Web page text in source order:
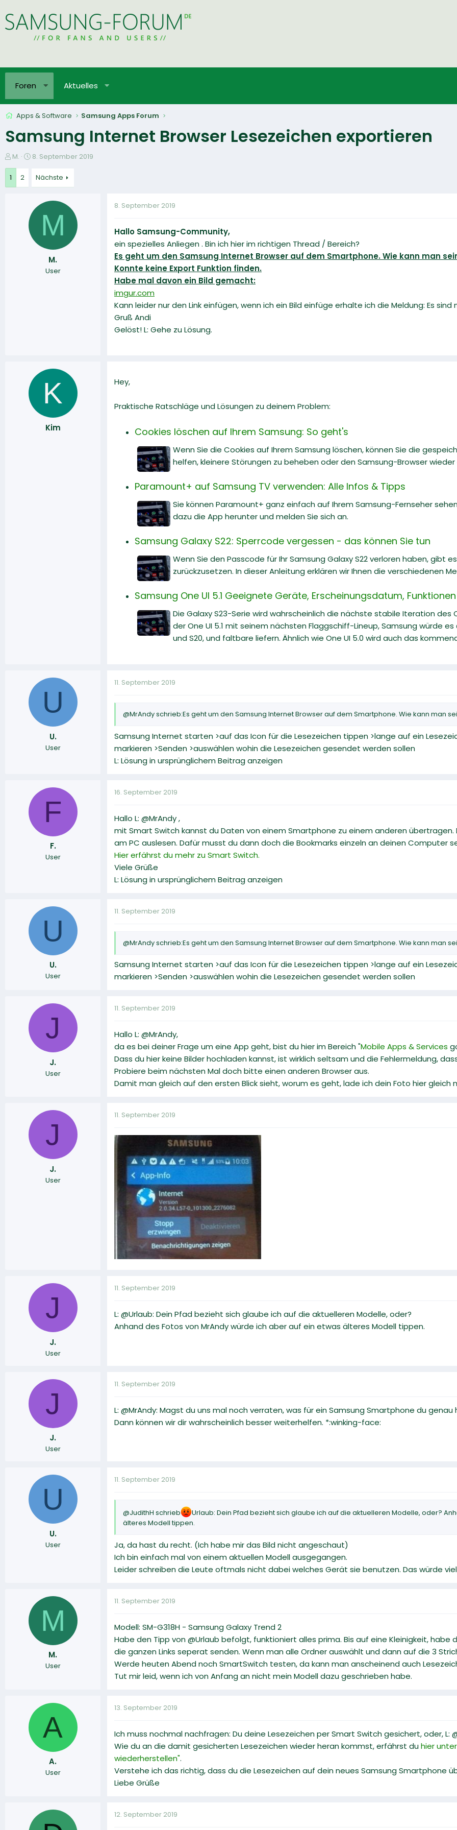
Foren Aktuelles
Apps & Software Samsung Apps Forum
Samsung Internet Browser Lesezeichen exportieren
E
r
t
M.
E
t
a
m
8. September 2019
1 2 Nächste
M
M.
User
8. September 2019
Hallo Samsung-Community,
ein spezielles Anliegen . Bin ich hier im richtigen Thread / Bereich?
Es geht um den Samsung Internet Browser auf dem Smartphone. Wie kann man
Konnte keine Export Funktion finden.
Habe mal davon ein Bild gemacht:
imgur.com
Kann leider nur den Link einfügen, wenn ich ein Bild einfüge erhalte ich die Meldung: Es sind
Gruß Andi
Gelöst! L: Gehe zu Lösung.
K
Kim
Hey,
Praktische Ratschläge und Lösungen zu deinem Problem:
Cookies löschen auf Ihrem Samsung: So geht's
Wenn Sie die Cookies auf Ihrem Samsung löschen, können Sie die
helfen, kleinere Störungen zu beheben oder den Samsung-Browser
Paramount+ auf Samsung TV verwenden: Alle Infos & Tipps
Sie können Paramount+ ganz einfach auf Ihrem Samsung-Fernseher
dazu die App herunter und melden Sie sich an.
Samsung Galaxy S22: Sperrcode vergessen - das können Sie tun
Wenn Sie den Passcode für Ihr Samsung Galaxy S22 verloren haben, gibt
zurückzusetzen. In dieser Anleitung erklären wir Ihnen die verschiedenen
Samsung One UI 5.1 Geeignete Geräte, Erscheinungsdatum,
Die Galaxy S23-Serie wird wahrscheinlich die nächste stabile Iteration des
der One UI 5.1 mit seinem nächsten Flaggschiff-Lineup, Samsung würde
und S20, und faltbare liefern. Ähnlich wie One UI 5.0 wird auch das
U
U.
User
11. September 2019
@MrAndy schrieb:Es geht um den Samsung Internet Browser auf dem Smartphone. Wie kann man
Samsung Internet starten >auf das Icon für die Lesezeichen tippen >lange auf ein
markieren >Senden >auswählen wohin die Lesezeichen gesendet werden sollen
L: Lösung in ursprünglichem Beitrag anzeigen
F
F.
User
16. September 2019
Hallo L: @MrAndy ,
mit Smart Switch kannst du Daten von einem Smartphone zu einem anderen
am PC auslesen. Dafür musst du dann doch die Bookmarks einzeln an deinen Computer
Hier erfährst du mehr zu Smart Switch.
Viele Grüße
L: Lösung in ursprünglichem Beitrag anzeigen
U
U.
User
11. September 2019
@MrAndy schrieb:Es geht um den Samsung Internet Browser auf dem Smartphone. Wie kann man
Samsung Internet starten >auf das Icon für die Lesezeichen tippen >lange auf ein
markieren >Senden >auswählen wohin die Lesezeichen gesendet werden sollen
J
J.
User
11. September 2019
Hallo L: @MrAndy,
da es bei deiner Frage um eine App geht, bist du hier im Bereich "Mobile Apps & Services
Dass du hier keine Bilder hochladen kannst, ist wirklich seltsam und die Fehlermeldung,
Probiere beim nächsten Mal doch bitte einen anderen Browser aus.
Damit man gleich auf den ersten Blick sieht, worum es geht, lade ich dein Foto hier gleich
J
J.
User
11. September 2019
J
J.
User
11. September 2019
L: @Urlaub: Dein Pfad bezieht sich glaube ich auf die aktuelleren Modelle, oder?
Anhand des Fotos von MrAndy würde ich aber auf ein etwas älteres Modell tippen.
J
J.
User
11. September 2019
L: @MrAndy: Magst du uns mal noch verraten, was für ein Samsung Smartphone du genau
Dann können wir dir wahrscheinlich besser weiterhelfen. *:winking-face:
U
U.
User
11. September 2019
@JudithH schrieb
Urlaub: Dein Pfad bezieht sich glaube ich auf die aktuelleren Modelle, oder?
älteres Modell tippen.
Ja, da hast du recht. (Ich habe mir das Bild nicht angeschaut)
Ich bin einfach mal von einem aktuellen Modell ausgegangen.
Leider schreiben die Leute oftmals nicht dabei welches Gerät sie benutzen. Das würde
M
M.
User
11. September 2019
Modell: SM-G318H - Samsung Galaxy Trend 2
Habe den Tipp von @Urlaub befolgt, funktioniert alles prima. Bis auf eine Kleinigkeit,
die ganzen Links seperat senden. Wenn man alle Ordner auswählt und dann auf die 3
Werde heuten Abend noch SmartSwitch testen, da kann man anscheinend auch
Tut mir leid, wenn ich von Anfang an nicht mein Modell dazu geschrieben habe.
A
A.
User
13. September 2019
Ich muss nochmal nachfragen: Du deine Lesezeichen per Smart Switch gesichert, oder, L:
Wie du an die damit gesicherten Lesezeichen wieder heran kommst, erfährst duhier
wiederherstellen".
Verstehe ich das richtig, dass du die Lesezeichen auf dein neues Samsung Smartphone
Liebe Grüße
12. September 2019